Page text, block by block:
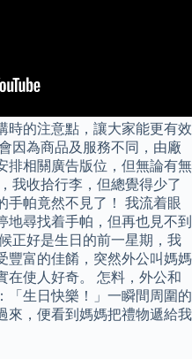
時的注意點，讓大家能更有效
因為商品及服務不同，由廠
排相關廣告版位，但無論有無
我收拾行李，但總覺得少了
手帕竟然不見了！ 我流着眼
地尋找着手帕，但再也見不到
正好是生日的前一星期，我
豐富的佳餚，突然外公叫媽媽
在使人好奇。 怎料，外公和
「生日快樂！」一瞬間周圍的
來，便看到媽媽把禮物遞給我